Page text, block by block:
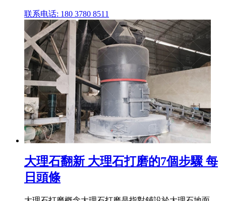
联系电话: 180 3780 8511
大理石翻新 大理石打磨的7個步驟 每
日頭條